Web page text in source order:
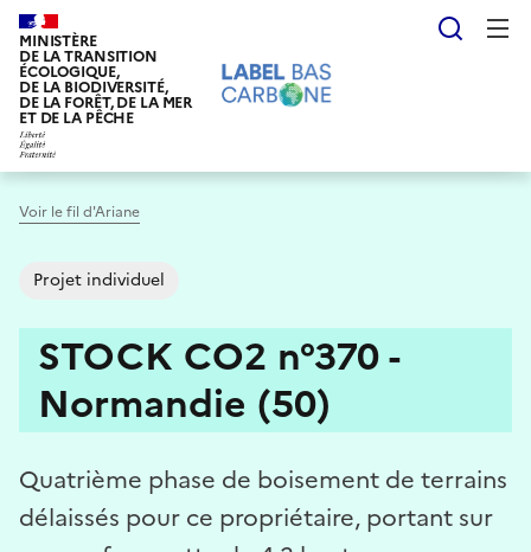
Aller
au
contenu
principal
MINISTÈRE
DE LA TRANSITION
ÉCOLOGIQUE,
DE LA BIODIVERSITÉ,
DE LA FORÊT, DE LA MER
ET DE LA PÊCHE
Voir le fil d'Ariane
Projet individuel
STOCK CO2 n°370 -
Normandie (50)
Quatrième phase de boisement de terrains
délaissés pour ce propriétaire, portant sur